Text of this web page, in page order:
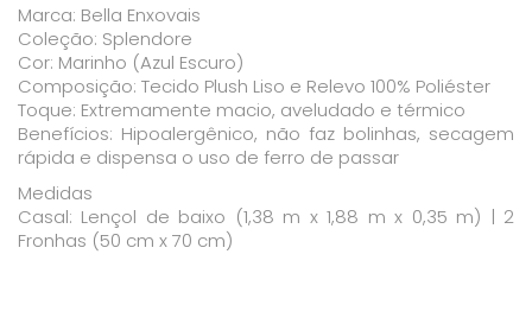
Marca: Bella Enxovais
Coleção: Splendore
Cor: Marinho (Azul Escuro)
Composição: Tecido Plush Liso e Relevo 100% Poliéster
Toque: Extremamente macio, aveludado e térmico
Benefícios: Hipoalergênico, não faz bolinhas, secagem
rápida e dispensa o uso de ferro de passar
Medidas
Casal: Lençol de baixo (1,38 m x 1,88 m x 0,35 m) | 2
Fronhas (50 cm x 70 cm)